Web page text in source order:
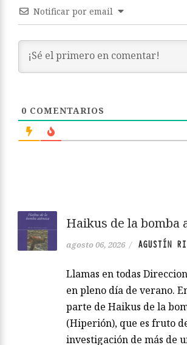
Notificar por email
0 COMENTARIOS
Haikus de la bomba
agosto 06, 2026 / AGUSTÍN
Llamas en todas
en pleno día de verano.
parte de Haikus de la
(Hiperión), que es fruto
investigación de más de